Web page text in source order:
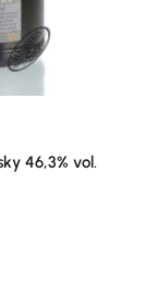
5 Sternen
46,3% vol.